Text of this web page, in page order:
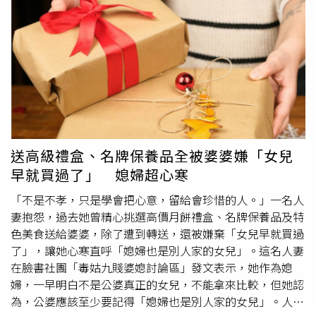
上，後面的超音波畫面看得見腹中寶寶。除了宣布懷孕，李
亦捷也在父親節想起已離世的爸爸。李亦捷透露，爸爸還在
世時，自己和哥哥都希望能讓爸爸抱孫，如今爸爸雖然已經
不在身邊，但她相信爸爸一定為這個消息感到開心，「說不
定在跟新認識的麻吉喝酒吃飯笑呵呵，爸爸父親節快樂」。
李亦捷同時也感謝老公曾崴榆與哥哥的陪伴，笑稱今年也是
兩人的「第一個父親節」，還打趣表示要辛苦他們照顧兩位
孕婦。李亦捷近年除了電影作品受到肯定，也因演出台劇
《乩身》的「美娜」一角受到觀眾關注，如今她在父親節公
開懷孕消息，寶寶「小鐵蛋」預計明年出生，也讓粉絲紛紛
送上祝福「非常恭喜」、「喔天啊，太恭喜妳了」、「亦捷
女神，要當媽咪了」、「你看是不是來了，加油要多注意安
全前三個月會比較辛苦」、「終於來了，有點感人，恭喜
妳，辛苦了」、「大大的恭喜」。
送高級禮盒、名牌保養品全被婆婆嫌「女兒
早就買過了」 媳婦超心寒
「不是不孝，只是學會把心意，留給會珍惜的人。」一名人
妻抱怨，過去她曾精心挑選高價月餅禮盒、名牌保養品及特
色美食送給婆婆，除了遭到轉送，還被嫌棄「女兒早就買過
了」，讓她心寒直呼「媳婦也是別人家的女兒」。這名人妻
在臉書社團「毒姑九賤婆媳討論區」發文表示，她作為媳
婦，一早明白不是公婆真正的女兒，不能拿來比較，但她認
為，公婆應該至少要記得「媳婦也是別人家的女兒」。人妻